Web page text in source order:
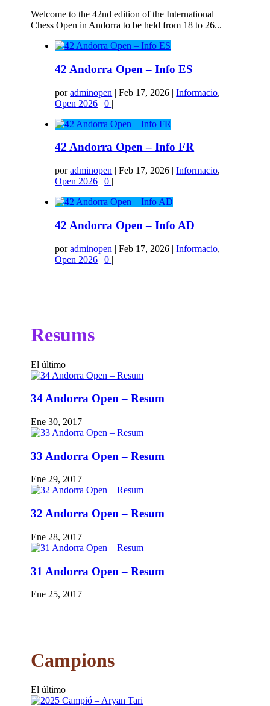
Welcome to the 42nd edition of the International
Chess Open in Andorra to be held from 18 to 26...
42 Andorra Open – Info ES
poradminopen |Feb 17, 2026 |Informacio,
Open 2026 |0 |
42 Andorra Open – Info FR
poradminopen |Feb 17, 2026 |Informacio,
Open 2026 |0 |
42 Andorra Open – Info AD
poradminopen |Feb 17, 2026 |Informacio,
Open 2026 |0 |
Resums
El último
34 Andorra Open – Resum
Ene 30, 2017
33 Andorra Open – Resum
Ene 29, 2017
32 Andorra Open – Resum
Ene 28, 2017
31 Andorra Open – Resum
Ene 25, 2017
Campions
El último